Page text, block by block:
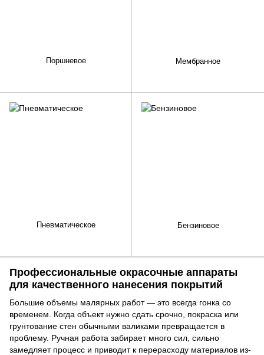
Профессиональные окрасочные аппараты
для качественного нанесения покрытий
Большие объемы малярных работ — это всегда гонка со
временем. Когда объект нужно сдать срочно, покраска или
грунтование стен обычными валиками превращается в
проблему. Ручная работа забирает много сил, сильно
замедляет процесс и приводит к перерасходу материалов из-
Поршневое Мембранное
Пневматическое Бензиновое